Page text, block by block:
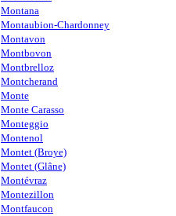
Montana
Montaubion-Chardonney
Montavon
Montbovon
Montbrelloz
Montcherand
Monte
Monte Carasso
Monteggio
Montenol
Montet (Broye)
Montet (Glâne)
Montévraz
Montezillon
Montfaucon